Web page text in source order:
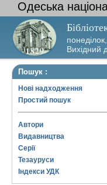
Одеська
Вихідний
Пошук :
Нові надходження
Простий пошук
Автори
Видавництва
Серії
Тезауруси
Індекси УДК